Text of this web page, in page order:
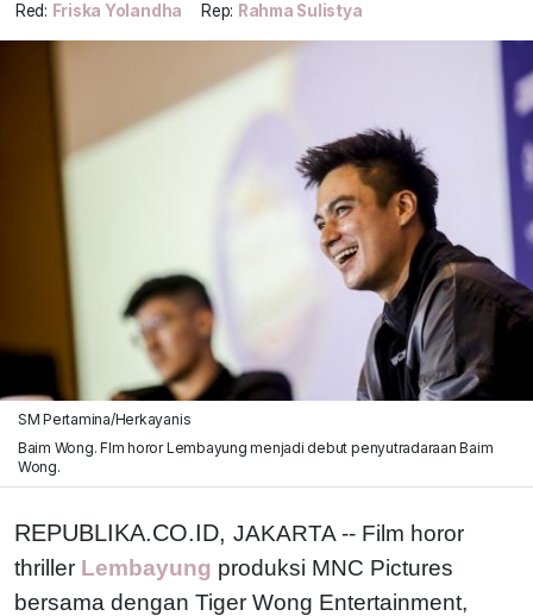
Red: Friska Yolandha Rep: Rahma Sulistya
SM Pertamina/Herkayanis
Baim Wong. Flm horor Lembayung menjadi debut penyutradaraan Baim
Wong.
REPUBLIKA.CO.ID, JAKARTA -- Film horor
thriller Lembayung produksi MNC Pictures
bersama dengan Tiger Wong Entertainment,